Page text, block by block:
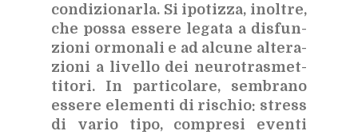
con­di­zio­nar­la. Si ipo­tiz­za, inol­tre,
che pos­sa es­se­re le­ga­ta a di­sfun­
zio­ni or­mo­na­li e ad al­cu­ne al­te­ra­
zio­ni a li­vel­lo dei neu­ro­tra­smet­
ti­to­ri. In par­ti­co­la­re, sem­bra­no
es­se­re ele­men­ti di ri­schio: stress
di va­rio tipo, com­pre­si even­ti